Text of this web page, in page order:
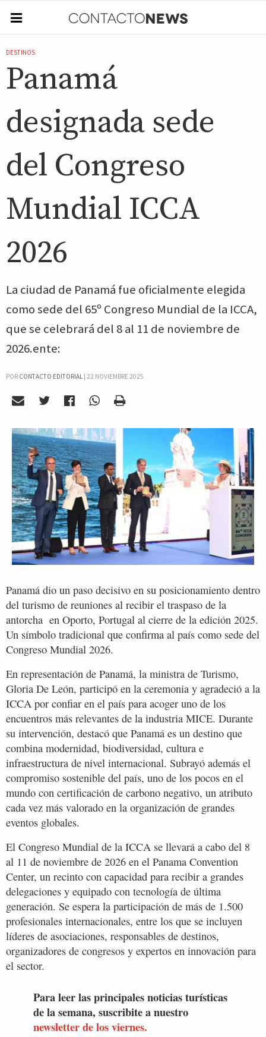
DESTINOS
Panamá
designada sede
del Congreso
Mundial ICCA
2026
La ciudad de Panamá fue oficialmente elegida
como sede del 65º Congreso Mundial de la ICCA,
que se celebrará del 8 al 11 de noviembre de
2026.ente:
POR CONTACTO EDITORIAL| 22 NOVIEMBRE 2025
Panamá dio un paso decisivo en su posicionamiento dentro
del turismo de reuniones al recibir el traspaso de la
antorcha en Oporto, Portugal al cierre de la edición 2025.
Un símbolo tradicional que confirma al país como sede del
Congreso Mundial 2026.
En representación de Panamá, la ministra de Turismo,
Gloria De León, participó en la ceremonia y agradeció a la
ICCA por confiar en el país para acoger uno de los
encuentros más relevantes de la industria MICE. Durante
su intervención, destacó que Panamá es un destino que
combina modernidad, biodiversidad, cultura e
infraestructura de nivel internacional. Subrayó además el
compromiso sostenible del país, uno de los pocos en el
mundo con certificación de carbono negativo, un atributo
cada vez más valorado en la organización de grandes
eventos globales.
El Congreso Mundial de la ICCA se llevará a cabo del 8
al 11 de noviembre de 2026 en el Panama Convention
Center, un recinto con capacidad para recibir a grandes
delegaciones y equipado con tecnología de última
generación. Se espera la participación de más de 1.500
profesionales internacionales, entre los que se incluyen
líderes de asociaciones, responsables de destinos,
organizadores de congresos y expertos en innovación para
el sector.
Para leer las principales noticias turísticas
de la semana, suscribite a nuestro
newsletter de los viernes.